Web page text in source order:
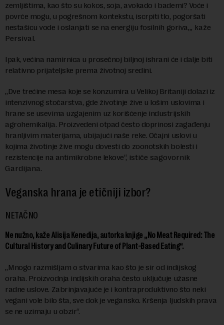
zemljištima, kao što su kokos, soja, avokado i bademi? Voće i
povrće mogu, u pogrešnom kontekstu, iscrpiti tlo, pogoršati
nestašicu vode i oslanjati se na energiju fosilnih goriva„, kaže
Persival.
Ipak, većina namirnica u prosečnoj biljnoj ishrani će i dalje biti
relativno prijateljske prema životnoj sredini.
„Dve trećine mesa koje se konzumira u Velikoj Britaniji dolazi iz
intenzivnog stočarstva, gde životinje žive u lošim uslovima i
hrane se usevima uzgajenim uz korišćenje industrijskih
agrohemikalija. Proizvedeni otpad često doprinosi zagađenju
hranljivim materijama, ubijajući naše reke. Očajni uslovi u
kojima životinje žive mogu dovesti do zoonotskih bolesti i
rezistencije na antimikrobne lekove“, ističe sagovornik
Gardijana.
Veganska hrana je etičniji izbor?
NETAČNO
Ne nužno, kaže Alisija Kenedija, autorka knjige „No Meat Required: The
Cultural History and Culinary Future of Plant-Based Eating“.
„Mnogo razmišljam o stvarima kao što je sir od indijskog
oraha. Proizvodnja indijskih oraha često uključuje užasne
radne uslove. Zabrinjavajuće je i kontraproduktivno što neki
vegani vole bilo šta, sve dok je vegansko. Kršenja ljudskih prava
se ne uzimaju u obzir“.